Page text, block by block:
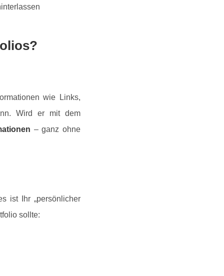
wie Links,
Wird er mit dem
– ganz ohne
ist Ihr „persönlicher
sollte: